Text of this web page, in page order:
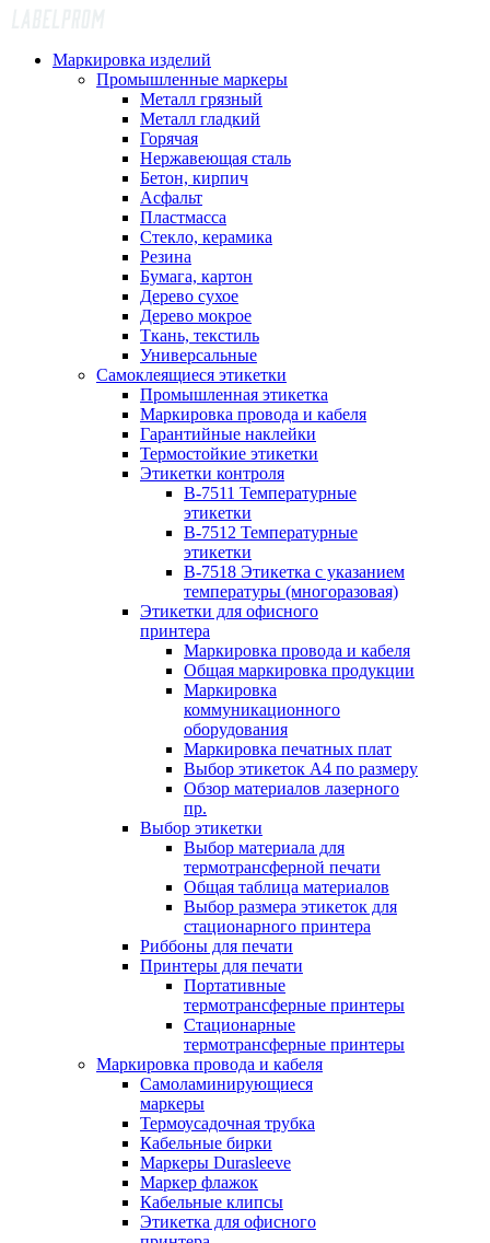
Маркировка изделий
Промышленные маркеры
Металл грязный
Металл гладкий
Горячая
Нержавеющая сталь
Бетон, кирпич
Асфальт
Пластмасса
Стекло, керамика
Резина
Бумага, картон
Дерево сухое
Дерево мокрое
Ткань, текстиль
Универсальные
Самоклеящиеся этикетки
Промышленная этикетка
Маркировка провода и кабеля
Гарантийные наклейки
Термостойкие этикетки
Этикетки контроля
B-7511 Температурные
этикетки
B-7512 Температурные
этикетки
B-7518 Этикетка с указанием
температуры (многоразовая)
Этикетки для офисного
принтера
Маркировка провода и кабеля
Общая маркировка продукции
Маркировка
коммуникационного
оборудования
Маркировка печатных плат
Выбор этикеток А4 по размеру
Обзор материалов лазерного
пр.
Выбор этикетки
Выбор материала для
термотрансферной печати
Общая таблица материалов
Выбор размера этикеток для
стационарного принтера
Риббоны для печати
Принтеры для печати
Портативные
термотрансферные принтеры
Стационарные
термотрансферные принтеры
Маркировка провода и кабеля
Самоламинирующиеся
маркеры
Термоусадочная трубка
Кабельные бирки
Маркеры Durasleeve
Маркер флажок
Кабельные клипсы
Этикетка для офисного